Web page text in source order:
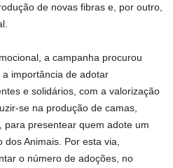
de novas fibras e, por outro,
a campanha procurou
importância de adotar
e solidários, com a valorização
se na produção de camas,
para presentear quem adote um
Animais. Por esta via,
o número de adoções, no